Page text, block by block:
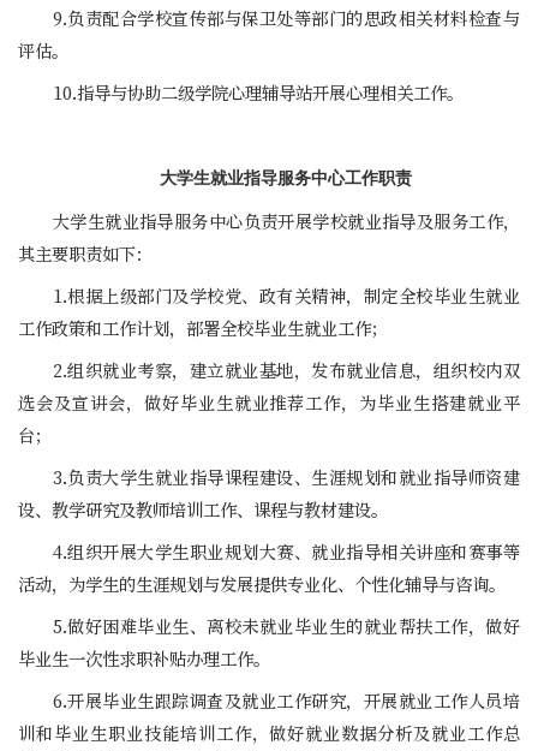
9.负责配合学校宣传部与保卫处等部门的思政相关材料检查与
评估。
10.指导与协助二级学院心理辅导站开展心理相关工作。
大学生就业指导服务中心工作职责
大学生就业指导服务中心负责开展学校就业指导及服务工作，
其主要职责如下：
1.根据上级部门及学校党、政有关精神，制定全校毕业生就业
工作政策和工作计划，部署全校毕业生就业工作；
2.组织就业考察，建立就业基地，发布就业信息，组织校内双
选会及宣讲会，做好毕业生就业推荐工作，为毕业生搭建就业平
台；
3.负责大学生就业指导课程建设、生涯规划和就业指导师资建
设、教学研究及教师培训工作、课程与教材建设。
4.组织开展大学生职业规划大赛、就业指导相关讲座和赛事等
活动，为学生的生涯规划与发展提供专业化、个性化辅导与咨询。
5.做好困难毕业生、离校未就业毕业生的就业帮扶工作，做好
毕业生一次性求职补贴办理工作。
6.开展毕业生跟踪调查及就业工作研究，开展就业工作人员培
训和毕业生职业技能培训工作，做好就业数据分析及就业工作总